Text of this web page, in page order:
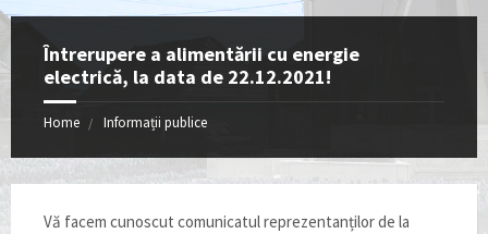
Întrerupere a alimentării cu energie
electrică, la data de 22.12.2021!
Home Informații publice
Vă facem cunoscut comunicatul reprezentanților de la